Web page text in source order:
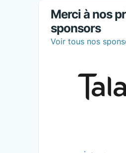
Merci à nos
sponsors
Voir tous nos